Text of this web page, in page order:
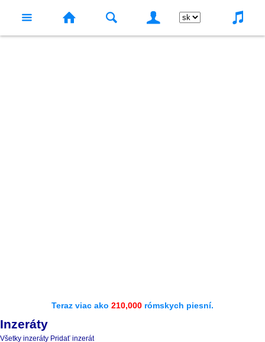
Teraz viac ako 210,000 rómskych piesní.
Inzeráty
Všetky inzeráty Pridať inzerát